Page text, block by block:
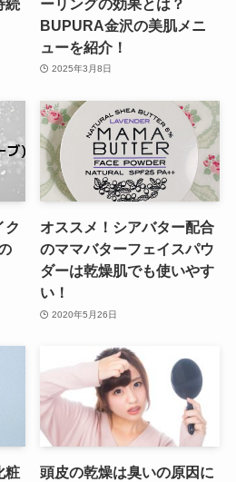
続
ーリングの効果とは？
BUPURA金沢の美肌メニ
ューを紹介！
2025年3月8日
ク
オススメ！シアバター配合
のママバターフェイスパウ
ダーは乾燥肌でも使いやす
い！
2020年5月26日
粧
頭皮の乾燥は臭いの原因に